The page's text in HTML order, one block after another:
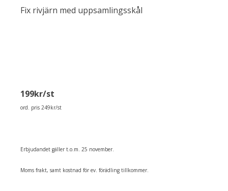
Fix rivjärn med uppsamlingsskål
199kr/st
ord. pris 249kr/st
Erbjudandet gäller t.o.m. 25 november.
Moms frakt, samt kostnad för ev. förädling tillkommer.